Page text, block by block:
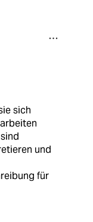
sich
und
für